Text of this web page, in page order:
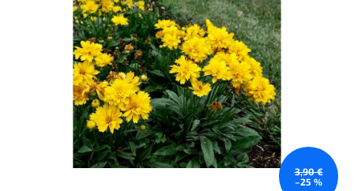
3,90 €
–25 %